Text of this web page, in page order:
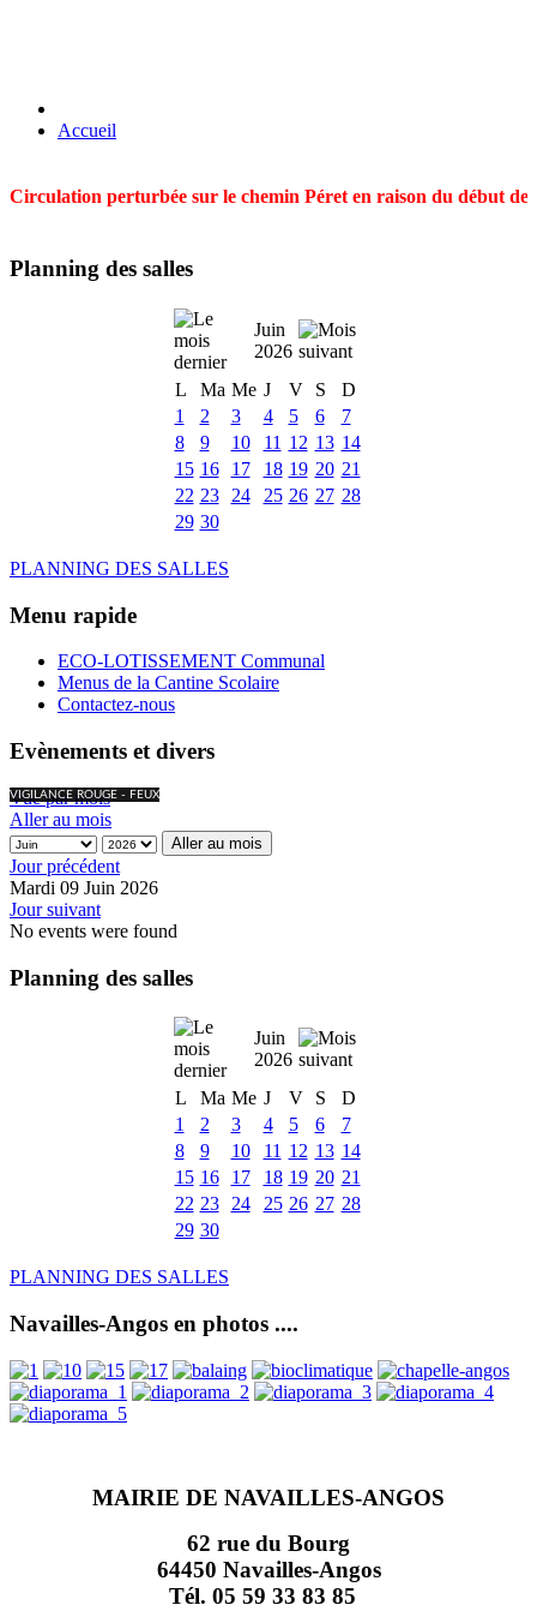
Accueil
Circulation perturbée sur le chemin Péret en raison du début
Planning des salles
Juin
2026
L
Ma Me J V S
D
1
2 3 4 5 6
7
8
9 10 11 12 13 14
15 16 17 18 19 20 21
22 23 24 25 26 27 28
29 30
PLANNING DES SALLES
Menu rapide
ECO-LOTISSEMENT Communal
Menus de la Cantine Scolaire
Contactez-nous
Evènements et divers
VIGILANCE ROUGE - FEUX
Vue par mois
Aller au mois
Aller au mois
Jour précédent
Mardi 09 Juin 2026
Jour suivant
No events were found
Planning des salles
Juin
2026
L
Ma Me J V S
D
1
2 3 4 5 6
7
8
9 10 11 12 13 14
15 16 17 18 19 20 21
22 23 24 25 26 27 28
29 30
PLANNING DES SALLES
Navailles-Angos en photos ....
MAIRIE DE NAVAILLES-ANGOS
62 rue du Bourg
64450 Navailles-Angos
Tél. 05 59 33 83 85